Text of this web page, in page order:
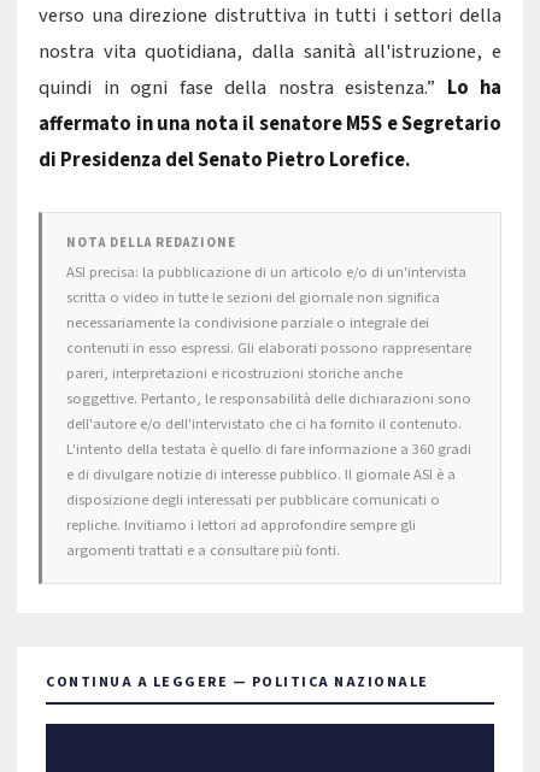
verso una direzione distruttiva in tutti i settori della
nostra vita quotidiana, dalla sanità all'istruzione, e
quindi in ogni fase della nostra esistenza.” Lo ha
affermato in una nota il senatore M5S e Segretario
di Presidenza del Senato Pietro Lorefice.
NOTA DELLA REDAZIONE
ASI precisa: la pubblicazione di un articolo e/o di un'intervista
scritta o video in tutte le sezioni del giornale non significa
necessariamente la condivisione parziale o integrale dei
contenuti in esso espressi. Gli elaborati possono rappresentare
pareri, interpretazioni e ricostruzioni storiche anche
soggettive. Pertanto, le responsabilità delle dichiarazioni sono
dell'autore e/o dell'intervistato che ci ha fornito il contenuto.
L'intento della testata è quello di fare informazione a 360 gradi
e di divulgare notizie di interesse pubblico. Il giornale ASI è a
disposizione degli interessati per pubblicare comunicati o
repliche. Invitiamo i lettori ad approfondire sempre gli
argomenti trattati e a consultare più fonti.
CONTINUA A LEGGERE — POLITICA NAZIONALE